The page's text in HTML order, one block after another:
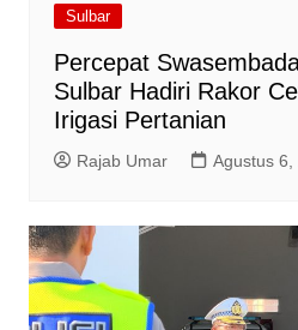
Sulbar
Percepat
Sulbar Hadiri Rakor
Irigasi Pertanian
Rajab Umar Agustus 6,